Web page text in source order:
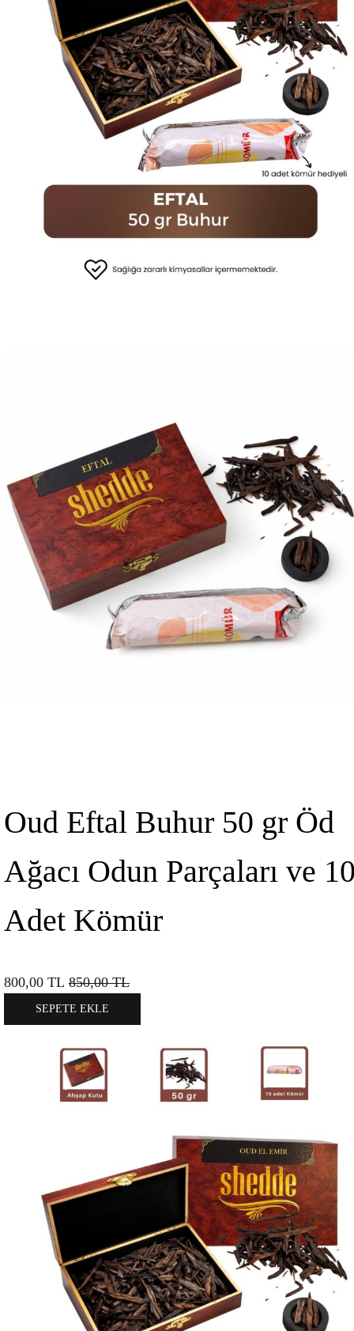
Oud Eftal Buhur 50 gr Öd
Ağacı Odun Parçaları ve
Adet Kömür
800,00 TL 850,00TL
SEPETE EKLE